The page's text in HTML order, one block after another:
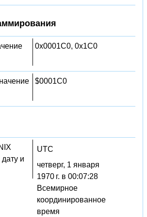
0x0001C0, 0x1C0
$0001C0
и
UTC
четверг, 1 января
1970 г. в 00:07:28
Всемирное
координированное
время